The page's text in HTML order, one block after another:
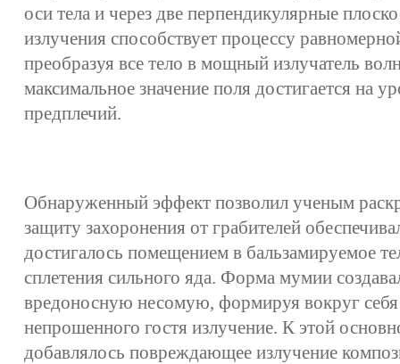
оси тела и через две перпендикулярные
излучения способствует процессу
преобразуя все тело в мощный излучатель
максимальное значение поля достигается на
предплечий.
Обнаруженный эффект позволил ученым
защиту захоронения от грабителей
достигалось помещением в бальзамируемое
сплетения сильного яда. Форма мумии
вредоносную несомую, формируя вокруг
непрошенного гостя излучение. К этой
добавлялось повреждающее излучение